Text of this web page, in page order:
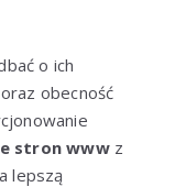
o ich
obecność
stron wwwz
lepszą